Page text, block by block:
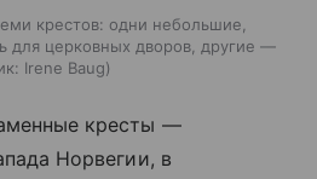
крестов: одни небольшие,
для церковных дворов, другие —
Irene Baug
кресты —
Норвегии, в